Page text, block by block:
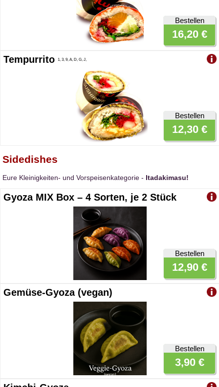
Bestellen
16,20 €
Tempurrito 1, 3, 9, A, D, G, J,
Bestellen
12,30 €
Sidedishes
Eure Kleinigkeiten- und Vorspeisenkategorie - Itadakimasu!
Gyoza MIX Box – 4 Sorten, je 2 Stück
Bestellen
12,90 €
Gemüse-Gyoza (vegan)
Bestellen
3,90 €